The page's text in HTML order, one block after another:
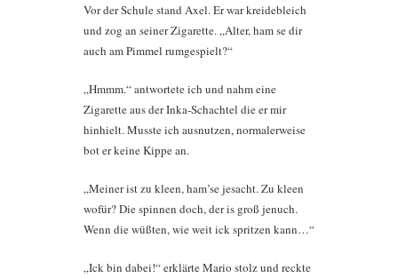
Vor der Schule stand Axel. Er war kreidebleich
und zog an seiner Zigarette. „Alter, ham se dir
auch am Pimmel rumgespielt?“
„Hmmm.“ antwortete ich und nahm eine
Zigarette aus der Inka-Schachtel die er mir
hinhielt. Musste ich ausnutzen, normalerweise
bot er keine Kippe an.
„Meiner ist zu kleen, ham’se jesacht. Zu kleen
wofür? Die spinnen doch, der is groß jenuch.
Wenn die wüßten, wie weit ick spritzen kann…“
„Ick bin dabei!“ erklärte Mario stolz und reckte